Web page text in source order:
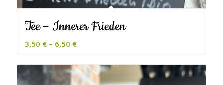
Tee – Innerer Frieden
3,50 €– 6,50 €